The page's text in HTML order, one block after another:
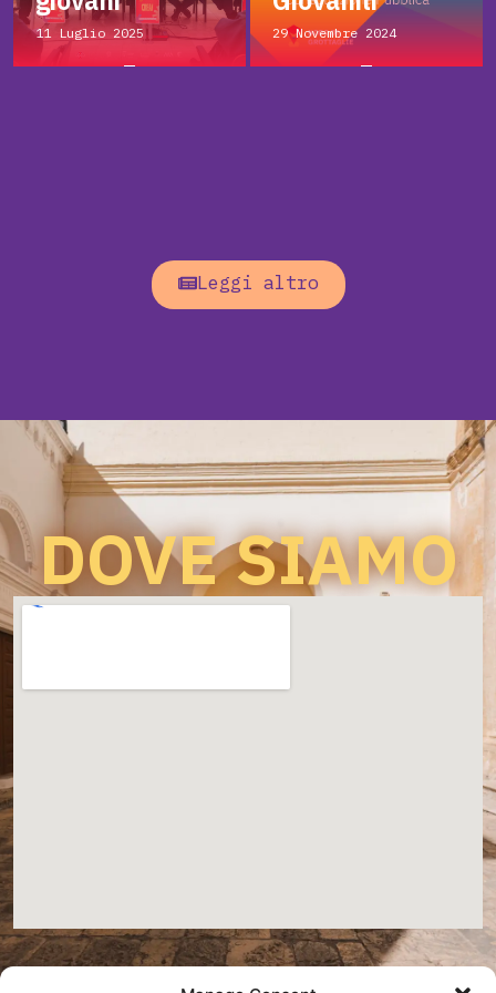
11 Luglio 2025 29 Novembre 2024
Leggi altro
DOVE SIAMO